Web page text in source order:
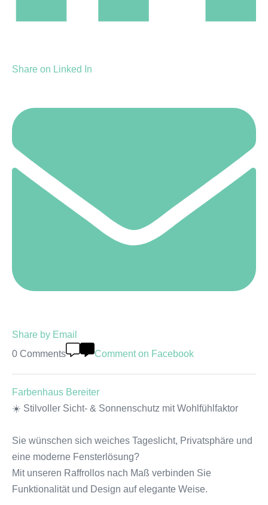
Share on Linked In
Share by Email
0 Comments
Comment on Facebook
Farbenhaus Bereiter
☀️ Stilvoller Sicht- & Sonnenschutz mit Wohlfühlfaktor
Sie wünschen sich weiches Tageslicht, Privatsphäre und
eine moderne Fensterlösung?
Mit unseren Raffrollos nach Maß verbinden Sie
Funktionalität und Design auf elegante Weise.